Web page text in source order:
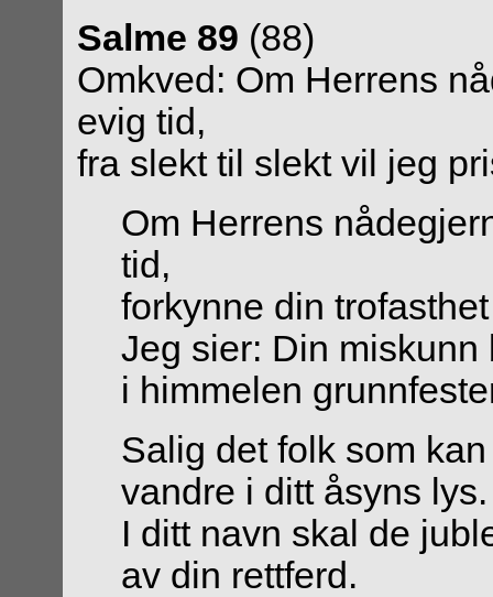
Salme 89 (88)
Omkved: Om Herrens
evig tid,
fra slekt til slekt vil jeg
Om Herrens
tid,
forkynne din
Jeg sier: Din
i himmelen
Salig det folk som
vandre i ditt åsyns lys.
I ditt navn skal de
av din rettferd.